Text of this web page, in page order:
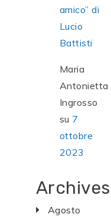
amico” di
Lucio
Battisti
Maria
Antonietta
Ingrosso
su 7
ottobre
2023
Archives
Agosto